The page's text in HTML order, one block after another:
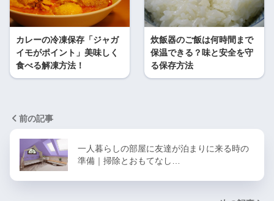
カレーの冷凍保存「ジャガ
イモがポイント」美味しく
食べる解凍方法！
炊飯器のご飯は何時間まで
保温できる？味と安全を守
る保存方法
前の記事
一人暮らしの部屋に友達が泊まりに来る時の
準備｜掃除とおもてなし…